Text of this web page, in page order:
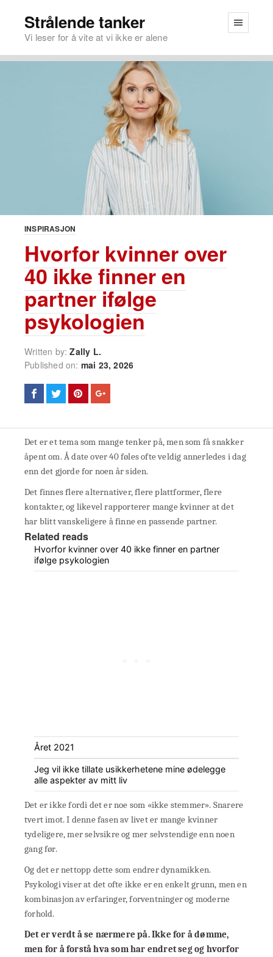
Strålende tanker
Vi leser for å vite at vi ikke er alene
INSPIRASJON
Hvorfor kvinner over
40 ikke finner en
partner ifølge
psykologien
Written by:Zally L.
Published on: mai 23, 2026
Det er et tema som mange tenker på, men som få snakker
åpent om. Å date over 40 føles ofte veldig annerledes i dag
enn det gjorde for noen år siden.
Det finnes flere alternativer, flere plattformer, flere
kontakter, og likevel rapporterer mange kvinner at det
har blitt vanskeligere å finne en passende partner.
Related reads
Hvorfor kvinner over 40 ikke finner en partner
ifølge psykologien
Året 2021
Jeg vil ikke tillate usikkerhetene mine ødelegge
alle aspekter av mitt liv
Det er ikke fordi det er noe som «ikke stemmer». Snarere
tvert imot. I denne fasen av livet er mange kvinner
tydeligere, mer selvsikre og mer selvstendige enn noen
gang før.
Og det er nettopp dette som endrer dynamikken.
Psykologi viser at det ofte ikke er en enkelt grunn, men en
kombinasjon av erfaringer, forventninger og moderne
forhold.
Det er verdt å se nærmere på. Ikke for å dømme,
men for å forstå hva som har endret seg og hvorfor